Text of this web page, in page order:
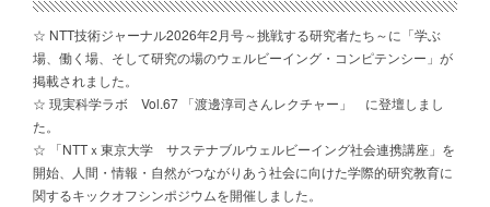
☆ NTT技術ジャーナル2026年2月号～挑戦する研究者たち～に「学ぶ
場、働く場、そして研究の場のウェルビーイング・コンピテンシー」が
掲載されました。
☆ 現実科学ラボ Vol.67 「渡邊淳司さんレクチャー」 に登壇しまし
た。
☆ 「NTTｘ東京大学 サステナブルウェルビーイング社会連携講座」を
開始、人間・情報・自然がつながりあう社会に向けた学際的研究教育に
関するキックオフシンポジウムを開催しました。